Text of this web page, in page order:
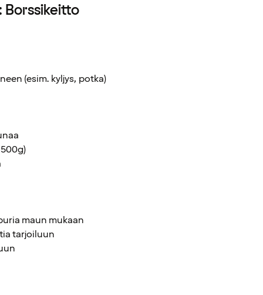
Borssikeitto
(esim. kyljys, potka)
maun mukaan
tarjoiluun